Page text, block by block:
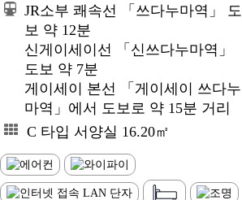
JR소부 쾌속선 「쓰다누마역」 도
보 약 12분
신게이세이선 「신쓰다누마역」
도보 약 7분
게이세이 본선 「게이세이 쓰다누
마역」에서 도보로 약 15분 거리
C 타입 서양실 16.20㎡